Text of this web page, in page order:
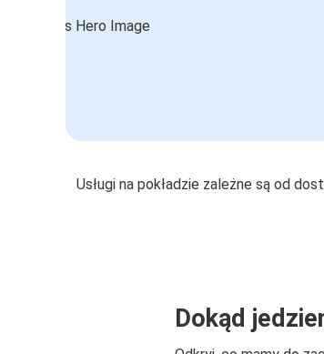
Usługi na pokładzie zależne są od
Dokąd